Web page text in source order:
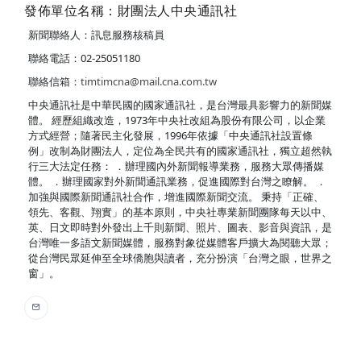
發佈單位名稱：財團法人中央通訊社
新聞聯絡人：訊息服務核稿員
聯絡電話：02-25051180
聯絡信箱： timtimcna@mail.cna.com.tw
中央通訊社是中華民國的國家通訊社，是台灣最具影響力的新聞媒
體。 經歷組織改造，1973年中央社改組為股份有限公司，以企業
方式經營；隨著民主化發展，1996年依據「中央通訊社設置條
例」改制為財團法人，定位為全民共有的國家通訊社，獨立超然執
行三大法定任務： ．辦理國內外新聞報導業務，服務大眾傳播媒
體。 ．辦理國家對外新聞通訊業務，促進國際對台灣之瞭解。 ．
加強與國際新聞通訊社合作，增進國際新聞交流。 秉持「正確、
領先、客觀、翔實」的基本原則，中央社專業新聞團隊每天以中、
英、日文即時對外發出上千則新聞、照片、圖表、影音與資訊，是
台灣唯一多語文新聞媒體，服務對象從媒體客戶擴大為閱聽大眾；
從台灣民眾延伸至全球僑胞與讀者，充分扮演「台灣之眼，世界之
窗」。